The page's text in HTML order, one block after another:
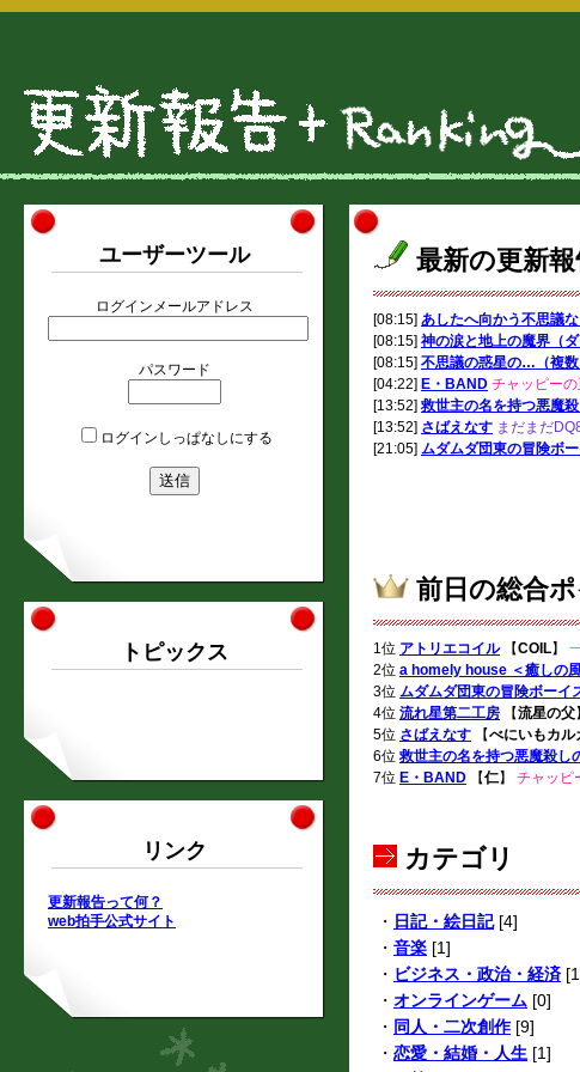
ユーザーツール
ログインメールアドレス
パスワード
ログインしっぱなしにする
トピックス
リンク
更新報告って何？
web拍手公式サイト
最新の更新
[08:15] あしたへ向かう不思議
[08:15] 神の涙と地上の魔界（
[08:15] 不思議の惑星の…（複数
[04:22] E・BAND チャッピー
[13:52]救世主の名を持つ悪魔
[13:52] さばえなす まだまだ
[21:05] ムダムダ団東の冒険ボ
前日の総合
1位 アトリエコイル【COIL】
2位 a homely house ＜癒しの
3位 ムダムダ団東の冒険ボーイ
4位 流れ星第二工房 【流星の父
5位 さばえなす 【べにいもカル
6位救世主の名を持つ悪魔殺し
7位 E・BAND 【仁】 チャッピ
カテゴリ
・ 日記・絵日記[4]
・ 音楽 [1]
・ ビジネス・政治・経済
・ オンラインゲーム [0]
・ 同人・二次創作[9]
・ 恋愛・結婚・人生 [1]